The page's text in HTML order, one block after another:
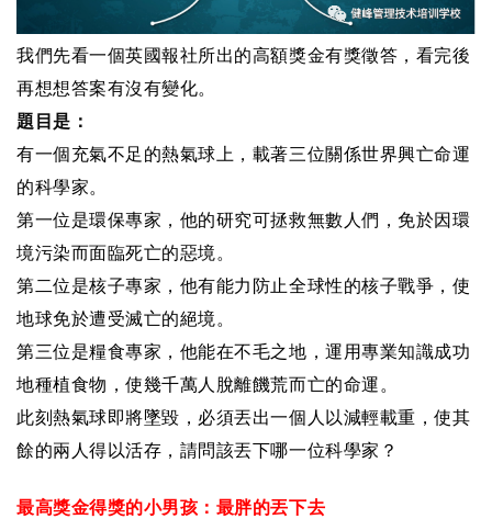
我們先看一個英國報社所出的高額獎金有獎徵答，看完後
再想想答案有沒有變化。
題目是：
有一個充氣不足的熱氣球上，載著三位關係世界興亡命運
的科學家。
第一位是環保專家，他的研究可拯救無數人們，免於因環
境污染而面臨死亡的惡境。
第二位是核子專家，他有能力防止全球性的核子戰爭，使
地球免於遭受滅亡的絕境。
第三位是糧食專家，他能在不毛之地，運用專業知識成功
地種植食物，使幾千萬人脫離饑荒而亡的命運。
此刻熱氣球即將墜毀，必須丟出一個人以減輕載重，使其
餘的兩人得以活存，請問該丟下哪一位科學家？
最高獎金得獎的小男孩：最胖的丟下去